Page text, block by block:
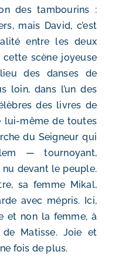
des tambourins :
mais David, c’est
entre les deux
scène joyeuse
des danses de
loin, dans l’un des
des livres de
lui-même de toutes
du Seigneur qui
— tournoyant,
devant le peuple.
sa femme Mikal,
avec mépris. Ici,
et non la femme, à
de Matisse. Joie et
fois de plus.